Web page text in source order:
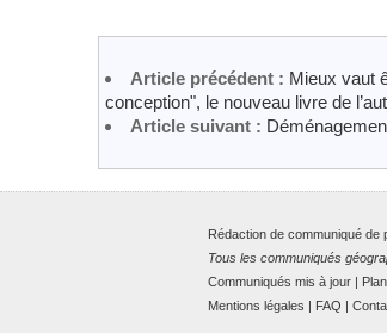
Article précédent : Mieux vaut
conception", le nouveau livre de
Article suivant :
Rédaction de communiqué de
Tous les communiqués
Communiqués mis à jour |
Mentions légales | FAQ |